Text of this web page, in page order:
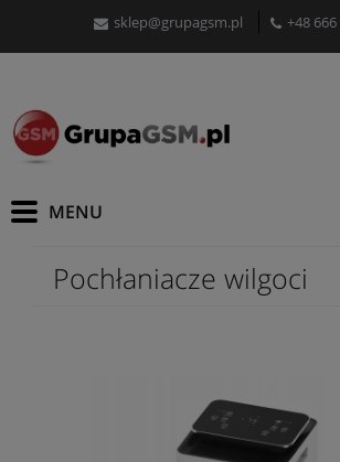
sklep@grupagsm.pl +48
Pochłaniacze wilgoci